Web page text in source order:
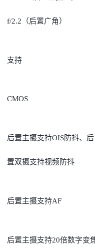
f/2.2（后置广角）
支持
CMOS
后置主摄支持OIS防抖、后
置双摄支持视频防抖
后置主摄支持AF
后置主摄支持20倍数字变